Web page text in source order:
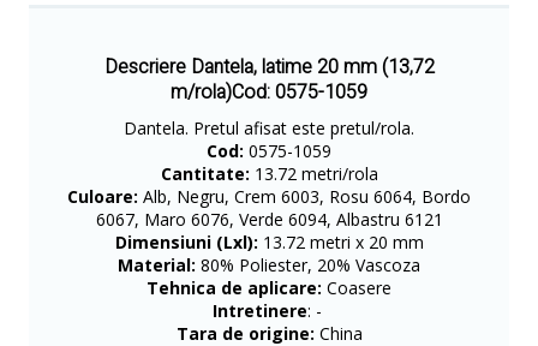
Descriere Dantela, latime 20 mm (13,72
m/rola)Cod: 0575-1059
Dantela. Pretul afisat este pretul/rola.
Cod: 0575-1059
Cantitate: 13.72 metri/rola
Culoare: Alb, Negru, Crem 6003, Rosu 6064, Bordo
6067, Maro 6076, Verde 6094, Albastru 6121
Dimensiuni (Lxl): 13.72 metri x 20 mm
Material: 80% Poliester, 20% Vascoza
Tehnica de aplicare: Coasere
Intretinere: -
Tara de origine: China